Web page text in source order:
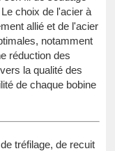
choix de l'acier à
allié et de l'acier
notamment
réduction des
la qualité des
de chaque bobine
tréfilage, de recuit